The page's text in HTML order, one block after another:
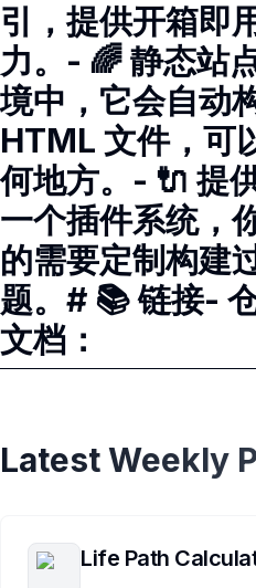
引，提供开箱即
力。- 🌈 静态站
境中，它会自动
HTML 文件，可
何地方。- 🔌 提
一个插件系统，
的需要定制构建
题。# 📚 链接-
文档：
Latest Weekly
Life Path